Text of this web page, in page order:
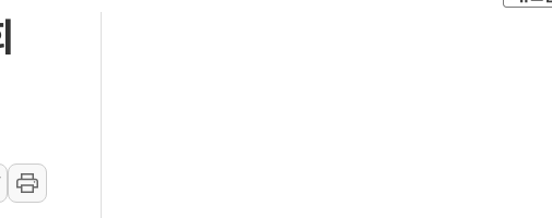
실종자 7359명 끝까지 찾겠다"
워시엔 톤 낮춰
설...포항시 '시끌'
부과…美 태양광주 급등